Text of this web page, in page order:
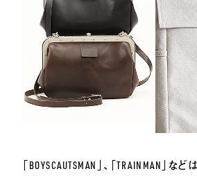
「BOYSCAUTSMAN」、「TRAINMAN」